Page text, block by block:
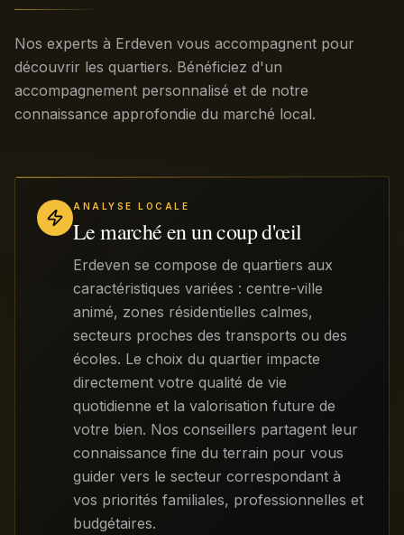
Nos experts à Erdeven vous accompagnent pour
découvrir les quartiers. Bénéficiez d'un
accompagnement personnalisé et de notre
connaissance approfondie du marché local.
ANALYSE LOCALE
Le marché en un coup d'œil
Erdeven se compose de quartiers aux
caractéristiques variées : centre-ville
animé, zones résidentielles calmes,
secteurs proches des transports ou des
écoles. Le choix du quartier impacte
directement votre qualité de vie
quotidienne et la valorisation future de
votre bien. Nos conseillers partagent leur
connaissance fine du terrain pour vous
guider vers le secteur correspondant à
vos priorités familiales, professionnelles et
budgétaires.